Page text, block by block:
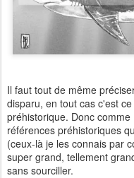
Il faut tout de même
disparu, en tout cas c'est
préhistorique. Donc
références préhistoriques
(ceux-là je les connais par
super grand, tellement
sans sourciller.